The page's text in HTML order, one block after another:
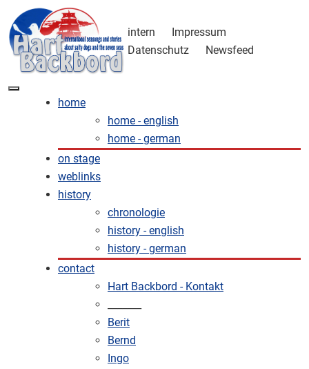
intern
Impressum
Datenschutz
Newsfeed
home
home - english
home - german
on stage
weblinks
history
chronologie
history - english
history - german
contact
Hart Backbord - Kontakt
Berit
Bernd
Ingo